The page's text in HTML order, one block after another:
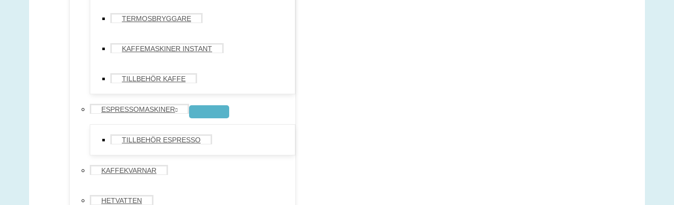
TERMOSBRYGGARE
KAFFEMASKINER INSTANT
TILLBEHÖR KAFFE
ESPRESSOMASKINER
TILLBEHÖR ESPRESSO
KAFFEKVARNAR
HETVATTEN